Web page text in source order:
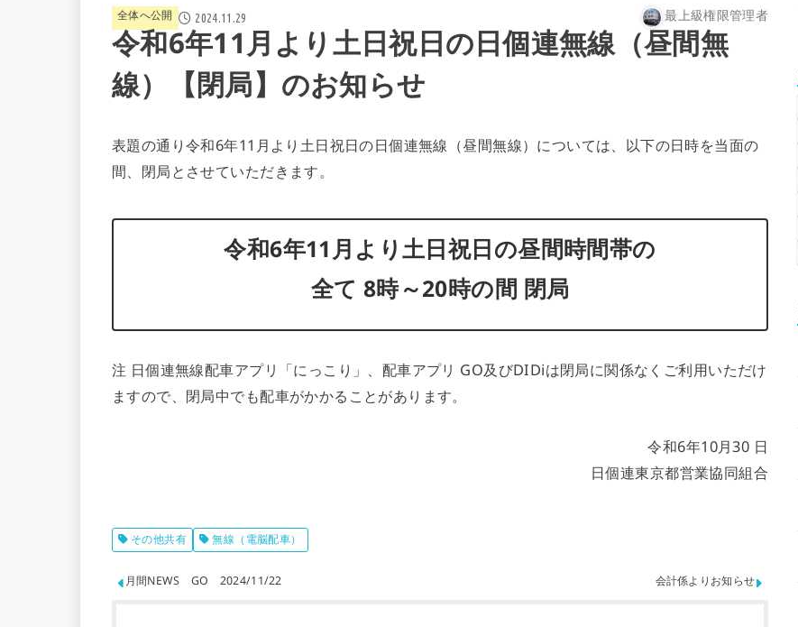
全体へ公開 2024.11.29 最上級権限管理者
令和6年11月より土日祝日の日個連無線（昼間無
線）【閉局】のお知らせ
表題の通り令和6年11月より土日祝日の日個連無線（昼間無線）については、以下の日時を当面の
間、閉局とさせていただきます。
令和6年11月より土日祝日の昼間時間帯の
全て 8時～20時の間 閉局
注 日個連無線配車アプリ「にっこり」、配車アプリ GO及びDIDiは閉局に関係なくご利用いただけ
ますので、閉局中でも配車がかかることがあります。
令和6年10月30 日
日個連東京都営業協同組合
その他共有
無線（電脳配車）
月間NEWS GO 2024/11/22
会計係よりお知らせ